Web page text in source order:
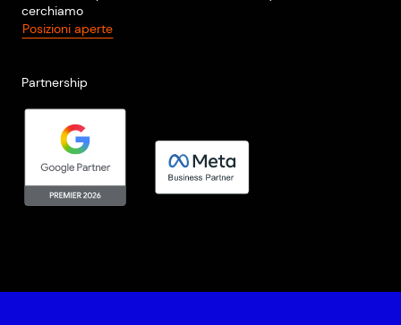
cerchiamo
Posizioni aperte
Partnership